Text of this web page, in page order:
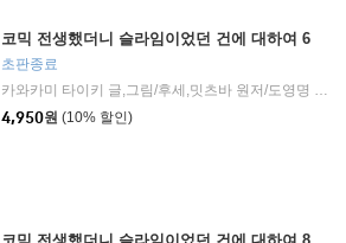
코믹 전생했더니 슬라임이었던 건에 대하여 6
초판종료
카와카미 타이키 글,그림/후세,밋츠바 원저/도영명 역
4,950원 (10% 할인)